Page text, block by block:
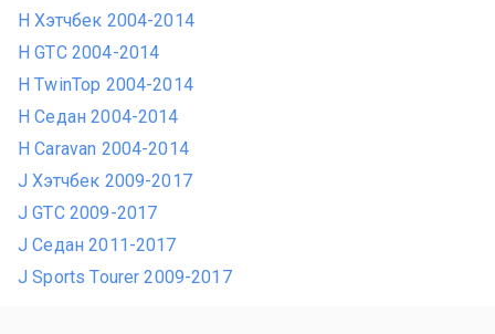
H Хэтчбек 2004-2014
H GTC 2004-2014
H TwinTop 2004-2014
H Седан 2004-2014
H Caravan 2004-2014
J Хэтчбек 2009-2017
J GTC 2009-2017
J Седан 2011-2017
J Sports Tourer 2009-2017